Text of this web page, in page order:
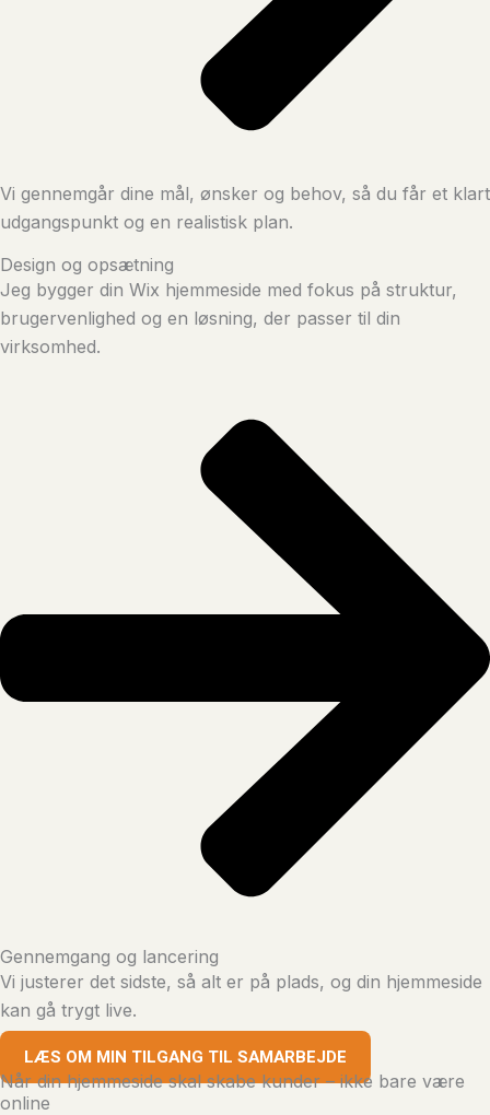
Vi gennemgår dine mål, ønsker og behov, så du får et klart
udgangspunkt og en realistisk plan.
Design og opsætning
Jeg bygger din Wix hjemmeside med fokus på struktur,
brugervenlighed og en løsning, der passer til din
virksomhed.
Gennemgang og lancering
Vi justerer det sidste, så alt er på plads, og din hjemmeside
kan gå trygt live.
LÆS OM MIN TILGANG TIL SAMARBEJDE
Når din hjemmeside skal skabe kunder – ikke bare være
online